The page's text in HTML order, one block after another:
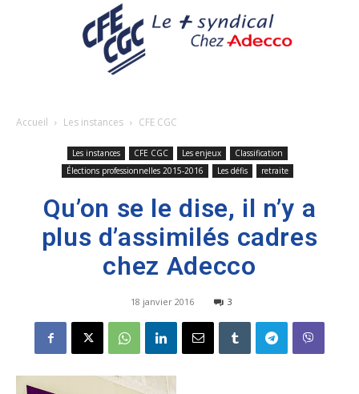
Accueil Les instances CFE CGC
Les instances CFE CGC Les enjeux
Classification
Élections professionnelles 2015-2016
Les défis retraite
Qu’on se le dise, il n’y a
plus d’assimilés cadres
chez Adecco
18 janvier 2016 3